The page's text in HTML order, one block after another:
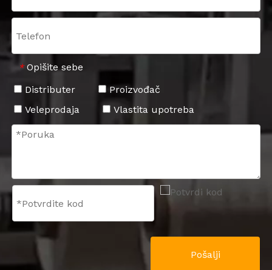
* Opišite sebe
Distributer
Proizvođač
Veleprodaja
Vlastita upotreba
Pošalji